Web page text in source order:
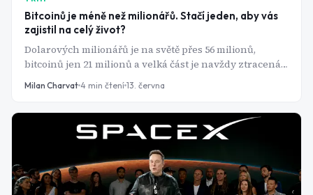
Bitcoinů je méně než milionářů. Stačí jeden, aby vás
zajistil na celý život?
Dolarových milionářů je na světě přes 56 milionů,
bitcoinů jen 21 milionů a velká část je navždy ztracená.
Vlastnit jednu celou minci je tak vzácnější než být
Milan Charvat 4 min čtení 13. června